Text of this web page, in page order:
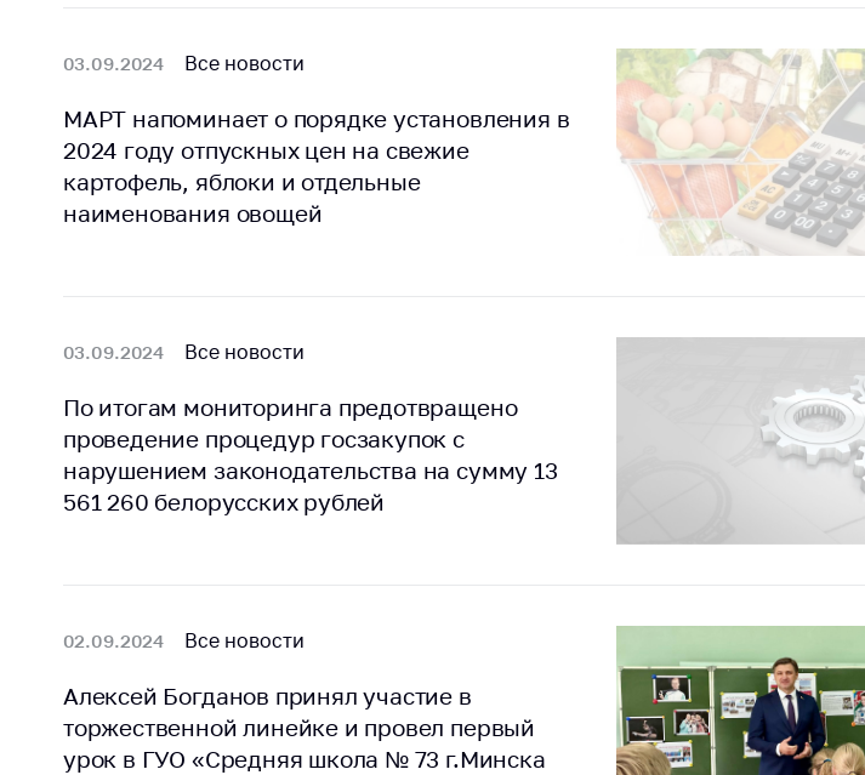
Республике
Беларусь
Защита
персональных
данных
Новости
условий ведения
Рекомендации по
предотвращению
распространения
обслуживания
вопросам
регулирования и
03.09.2024 Все новости
МАРТ напоминает о порядке установления в
2024 году отпускных цен на свежие
картофель, яблоки и отдельные
наименования овощей
03.09.2024 Все новости
По итогам мониторинга предотвращено
проведение процедур госзакупок с
нарушением законодательства на сумму 13
561 260 белорусских рублей
02.09.2024 Все новости
Алексей Богданов принял участие в
торжественной линейке и провел первый
урок в ГУО «Средняя школа № 73 г.Минска